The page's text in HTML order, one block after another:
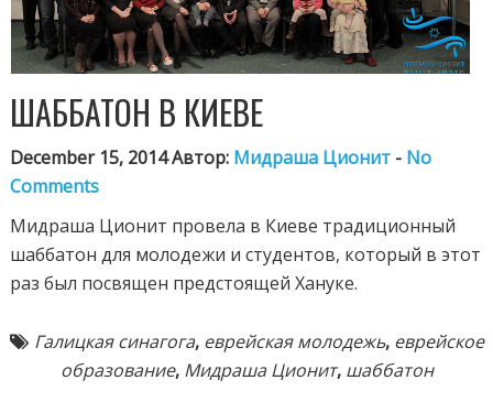
ШАББАТОН В КИЕВЕ
December 15, 2014 Автор: Мидраша Ционит - No
Comments
Мидраша Ционит провела в Киеве традиционный
шаббатон для молодежи и студентов, который в этот
раз был посвящен предстоящей Хануке.
Галицкая синагога, еврейская молодежь, еврейское
образование, Мидраша Ционит, шаббатон